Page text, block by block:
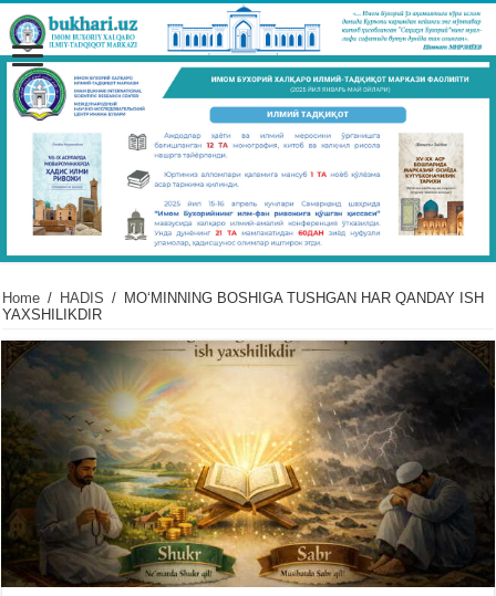
Home / HADIS / MOʻMINNING BOSHIGA TUSHGAN HAR QANDAY ISH
YAXSHILIKDIR